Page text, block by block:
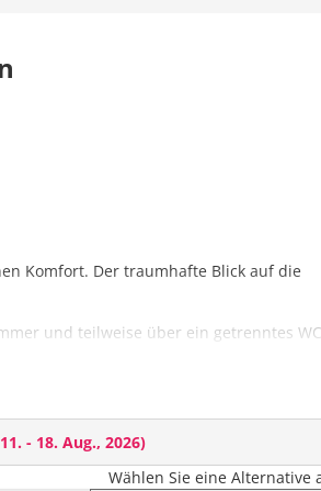
Komfort. Der traumhafte Blick auf die
und teilweise über ein getrenntes WC.
11. - 18. Aug., 2026)
Wählen Sie eine Alternative